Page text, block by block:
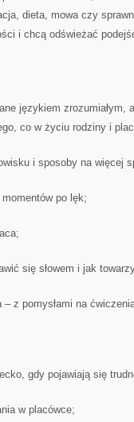
dieta, mowa czy
i chcą odświeżać
językiem zrozumiałym,
co w życiu rodziny i
i sposoby na więcej
po lęk;
się słowem i jak
– z pomysłami na
gdy pojawiają się
w placówce;